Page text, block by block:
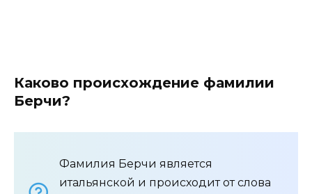
Каково происхождение фамилии
Берчи?
Фамилия Берчи является
итальянской и происходит от слова